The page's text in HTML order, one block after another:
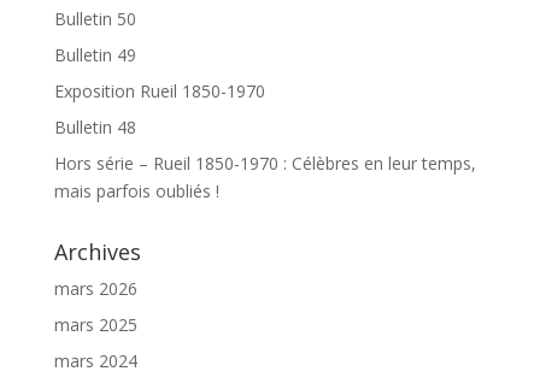
Bulletin 50
Bulletin 49
Exposition Rueil 1850-1970
Bulletin 48
Hors série – Rueil 1850-1970 : Célèbres en leur temps,
mais parfois oubliés !
Archives
mars 2026
mars 2025
mars 2024